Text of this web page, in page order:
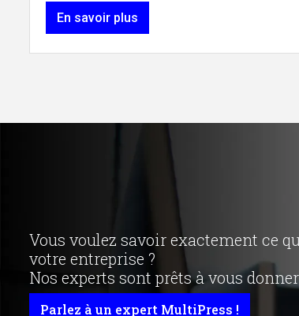
En savoir plus
Vous voulez savoir exactement ce
votre entreprise ?
Nos experts sont prêts à vous
Parlez à un expert MultiPress !